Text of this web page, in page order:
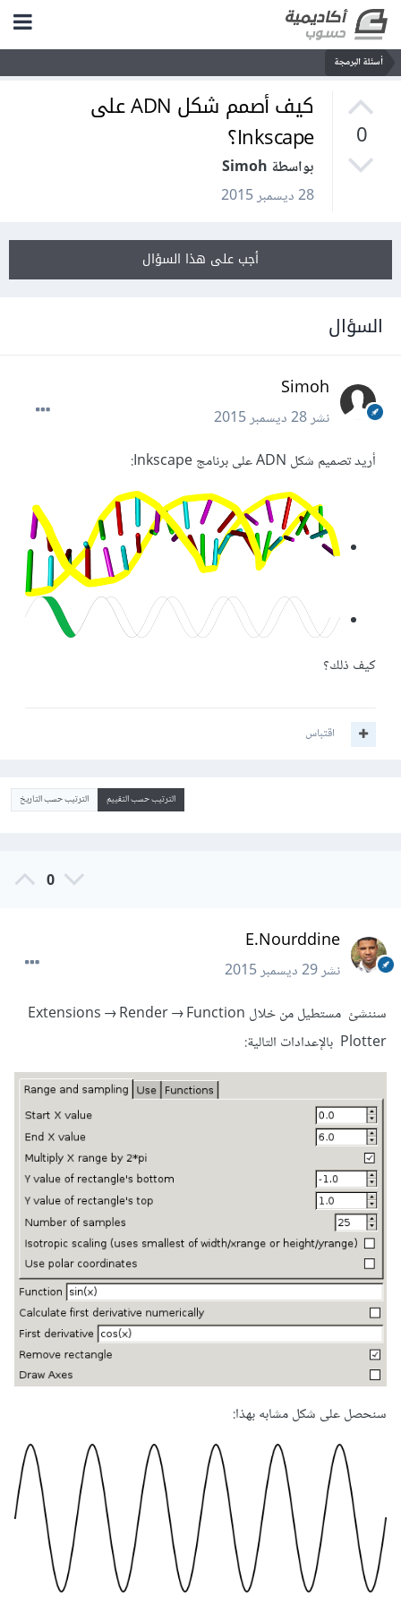
أسئلة البرمجة
0
كيف أصمم شكل ADN على
Inkscape؟
بواسطة Simoh
28 ديسمبر 2015
أجب على هذا السؤال
السؤال
Simoh
نشر28 ديسمبر 2015
أريد تصميم شكل ADN على برنامج Inkscape:
كيف ذلك؟
اقتباس
الترتيب حسب التقييم الترتيب حسب التاريخ
0
E.Nourddine
نشر29 ديسمبر 2015
سننشئ مستطيل من خلال Extensions → Render → Function
Plotter بالإعدادات التالية:
سنحصل على شكل مشابه بهذا: